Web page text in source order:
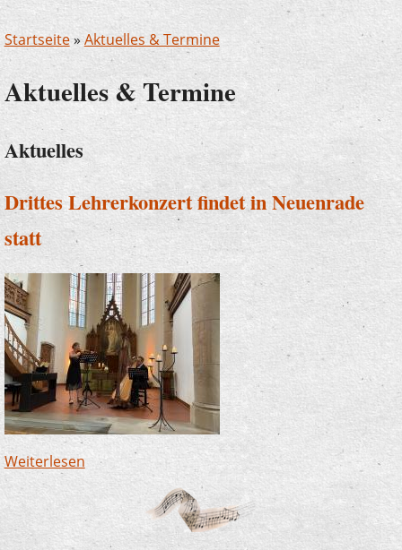
Startseite»Aktuelles & Termine
Aktuelles & Termine
Aktuelles
Drittes Lehrerkonzert findet in Neuenrade
statt
Weiterlesen über Drittes Lehrerkonzert findet in
Neuenrade statt